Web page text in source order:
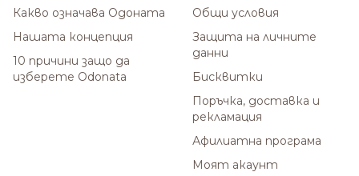
Какво означава Одоната
Нашата концепция
10 причини защо да
изберете Odonata
Общи условия
Защита на личните
данни
Бисквитки
Поръчка, доставка и
рекламация
Афилиатна програма
Моят акаунт